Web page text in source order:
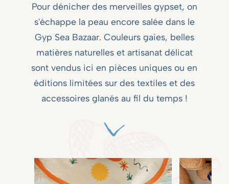
Pour dénicher des merveilles gypset, on
s'échappe la peau encore salée dans le
Gyp Sea Bazaar. Couleurs gaies, belles
matières naturelles et artisanat délicat
sont vendus ici en pièces uniques ou en
éditions limitées sur des textiles et des
accessoires glanés au fil du temps !